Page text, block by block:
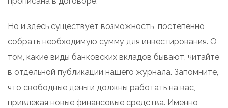
Но и здесь существует возможность постепенно
собрать необходимую сумму для инвестирования. О
том, какие виды банковских вкладов бывают, читайте
в отдельной публикации нашего журнала. Запомните,
что свободные деньги должны работать на вас,
привлекая новые финансовые средства. Именно